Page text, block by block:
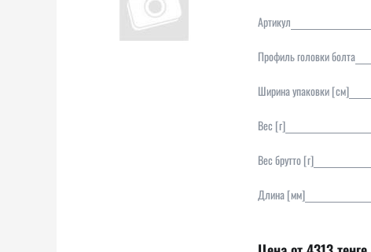
Артикул
Профиль головки болта
Ширина упаковки [см]
Вес [г]
Вес брутто [г]
Длина [мм]